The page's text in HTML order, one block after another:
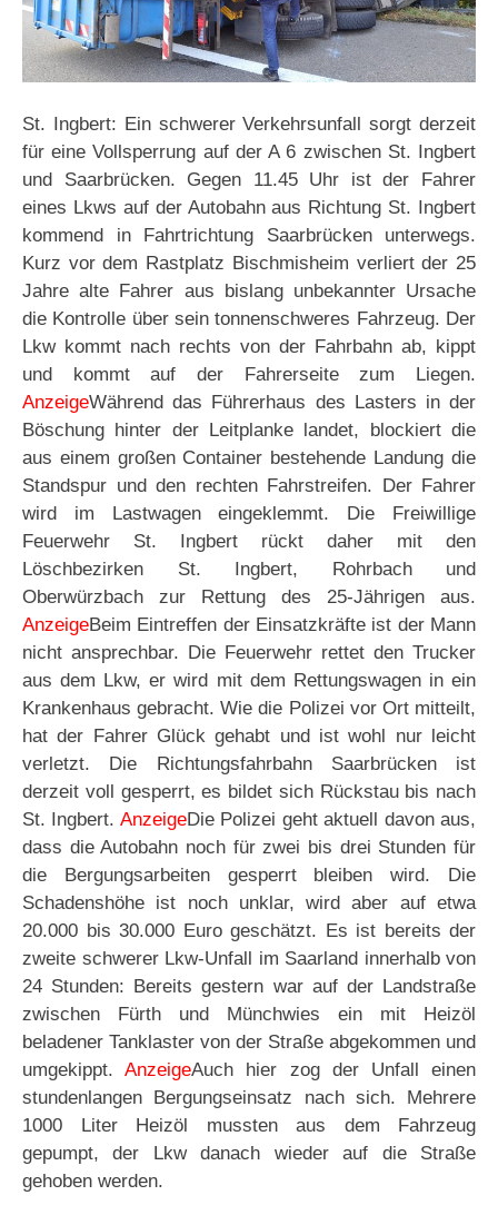
St. Ingbert: Ein schwerer Verkehrsunfall sorgt derzeit
für eine Vollsperrung auf der A 6 zwischen St. Ingbert
und Saarbrücken. Gegen 11.45 Uhr ist der Fahrer
eines Lkws auf der Autobahn aus Richtung St. Ingbert
kommend in Fahrtrichtung Saarbrücken unterwegs.
Kurz vor dem Rastplatz Bischmisheim verliert der 25
Jahre alte Fahrer aus bislang unbekannter Ursache
die Kontrolle über sein tonnenschweres Fahrzeug. Der
Lkw kommt nach rechts von der Fahrbahn ab, kippt
und kommt auf der Fahrerseite zum Liegen.
AnzeigeWährend das Führerhaus des Lasters in der
Böschung hinter der Leitplanke landet, blockiert die
aus einem großen Container bestehende Landung die
Standspur und den rechten Fahrstreifen. Der Fahrer
wird im Lastwagen eingeklemmt. Die Freiwillige
Feuerwehr St. Ingbert rückt daher mit den
Löschbezirken St. Ingbert, Rohrbach und
Oberwürzbach zur Rettung des 25-Jährigen aus.
AnzeigeBeim Eintreffen der Einsatzkräfte ist der Mann
nicht ansprechbar. Die Feuerwehr rettet den Trucker
aus dem Lkw, er wird mit dem Rettungswagen in ein
Krankenhaus gebracht. Wie die Polizei vor Ort mitteilt,
hat der Fahrer Glück gehabt und ist wohl nur leicht
verletzt. Die Richtungsfahrbahn Saarbrücken ist
derzeit voll gesperrt, es bildet sich Rückstau bis nach
St. Ingbert. AnzeigeDie Polizei geht aktuell davon aus,
dass die Autobahn noch für zwei bis drei Stunden für
die Bergungsarbeiten gesperrt bleiben wird. Die
Schadenshöhe ist noch unklar, wird aber auf etwa
20.000 bis 30.000 Euro geschätzt. Es ist bereits der
zweite schwerer Lkw-Unfall im Saarland innerhalb von
24 Stunden: Bereits gestern war auf der Landstraße
zwischen Fürth und Münchwies ein mit Heizöl
beladener Tanklaster von der Straße abgekommen und
umgekippt.AnzeigeAuch hier zog der Unfall einen
stundenlangen Bergungseinsatz nach sich. Mehrere
1000 Liter Heizöl mussten aus dem Fahrzeug
gepumpt, der Lkw danach wieder auf die Straße
gehoben werden.